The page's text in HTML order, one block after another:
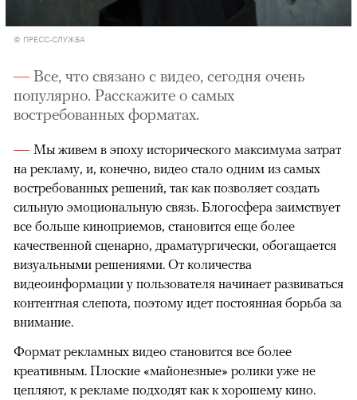
© ПРЕСС-СЛУЖБА
Все, что связано с видео, сегодня очень
популярно. Расскажите о самых
востребованных форматах.
Мы живем в эпоху исторического максимума затрат
на рекламу, и, конечно, видео стало одним из самых
востребованных решений, так как позволяет создать
сильную эмоциональную связь. Блогосфера заимствует
все больше киноприемов, становится еще более
качественной сценарно, драматургически, обогащается
визуальными решениями. От количества
видеоинформации у пользователя начинает развиваться
контентная слепота, поэтому идет постоянная борьба за
внимание.
Формат рекламных видео становится все более
креативным. Плоские «майонезные» ролики уже не
цепляют, к рекламе подходят как к хорошему кино.